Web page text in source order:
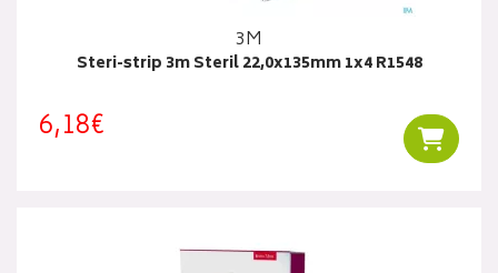
3M
Steri-strip 3m Steril 22,0x135mm 1x4 R1548
6,18€